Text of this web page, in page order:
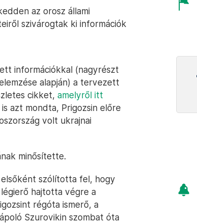
az orosz állami
szivárogtak ki információk
információkkal (nagyrészt
alapján) a tervezett
cikket, amelyről itt
azt mondta, Prigozsin előre
volt ukrajnai
minősítette.
szólította fel, hogy
hajtotta végre a
régóta ismerő, a
Szurovikin szombat óta